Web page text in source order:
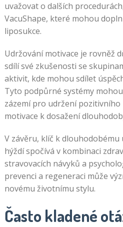
uvažovat o dalších
VacuShape, které mohou
liposukce.
Udržování motivace je rovněž
sdílí své zkušenosti se
aktivit, kde mohou sdílet
Tyto podpůrné systémy
zázemí pro udržení
motivace k dosažení
V závěru, klíč k
hýždí spočívá v kombinaci
stravovacích návyků a
prevenci a regeneraci může
novému životnímu stylu.
Často kladené